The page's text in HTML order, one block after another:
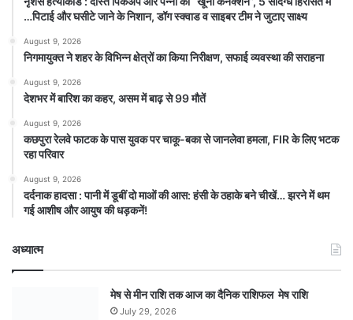
…पिटाई और घसीटे जाने के निशान, डॉग स्क्वाड व साइबर टीम ने जुटाए साक्ष्य
August 9, 2026
निगमायुक्त ने शहर के विभिन्न क्षेत्रों का किया निरीक्षण, सफाई व्यवस्था की सराहना
August 9, 2026
देशभर में बारिश का कहर, असम में बाढ़ से 99 मौतें
August 9, 2026
कछपुरा रेलवे फाटक के पास युवक पर चाकू-बका से जानलेवा हमला, FIR के लिए भटक
रहा परिवार
August 9, 2026
दर्दनाक हादसा : पानी में डूबीं दो माओं की आस: हंसी के ठहाके बने चीखें… झरने में थम
गई आशीष और आयुष की धड़कनें!
अध्यात्म
मेष से मीन राशि तक आज का दैनिक राशिफल मेष राशि
July 29, 2026